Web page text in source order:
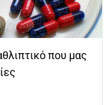
που μας